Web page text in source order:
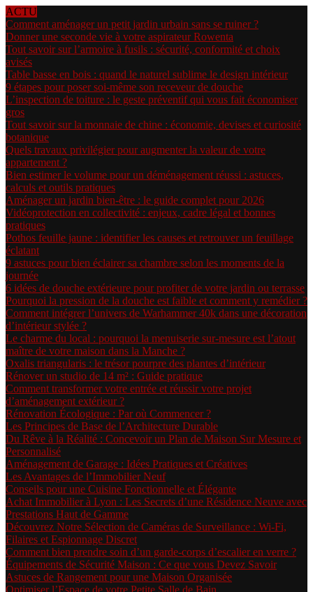
ACTU
Comment aménager un petit jardin urbain sans se ruiner ?
Donner une seconde vie à votre aspirateur Rowenta
Tout savoir sur l’armoire à fusils : sécurité, conformité et choix
avisés
Table basse en bois : quand le naturel sublime le design intérieur
9 étapes pour poser soi-même son receveur de douche
L’inspection de toiture : le geste préventif qui vous fait économiser
gros
Tout savoir sur la monnaie de chine : économie, devises et curiosité
botanique
Quels travaux privilégier pour augmenter la valeur de votre
appartement ?
Bien estimer le volume pour un déménagement réussi : astuces,
calculs et outils pratiques
Aménager un jardin bien-être : le guide complet pour 2026
Vidéoprotection en collectivité : enjeux, cadre légal et bonnes
pratiques
Pothos feuille jaune : identifier les causes et retrouver un feuillage
éclatant
9 astuces pour bien éclairer sa chambre selon les moments de la
journée
6 idées de douche extérieure pour profiter de votre jardin ou terrasse
Pourquoi la pression de la douche est faible et comment y remédier ?
Comment intégrer l’univers de Warhammer 40k dans une décoration
d’intérieur stylée ?
Le charme du local : pourquoi la menuiserie sur-mesure est l’atout
maître de votre maison dans la Manche ?
Oxalis triangularis : le trésor pourpre des plantes d’intérieur
Rénover un studio de 14 m² : Guide pratique
Comment transformer votre entrée et réussir votre projet
d’aménagement extérieur ?
Rénovation Écologique : Par où Commencer ?
Les Principes de Base de l’Architecture Durable
Du Rêve à la Réalité : Concevoir un Plan de Maison Sur Mesure et
Personnalisé
Aménagement de Garage : Idées Pratiques et Créatives
Les Avantages de l’Immobilier Neuf
Conseils pour une Cuisine Fonctionnelle et Élégante
Achat Immobilier à Lyon : Les Secrets d’une Résidence Neuve avec
Prestations Haut de Gamme
Découvrez Notre Sélection de Caméras de Surveillance : Wi-Fi,
Filaires et Espionnage Discret
Comment bien prendre soin d’un garde-corps d’escalier en verre ?
Équipements de Sécurité Maison : Ce que vous Devez Savoir
Astuces de Rangement pour une Maison Organisée
Optimiser l’Espace de votre Petite Salle de Bain